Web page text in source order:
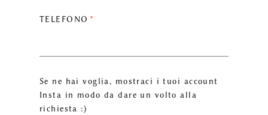
TELEFONO
Se ne hai voglia, mostraci i tuoi account
Insta in modo da dare un volto alla
richiesta :)